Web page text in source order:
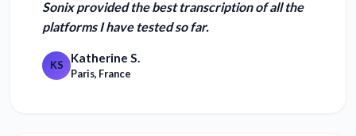
Sonix provided thebest transcription of all the
platforms I have testedso far.
KS Katherine S.
Paris, France